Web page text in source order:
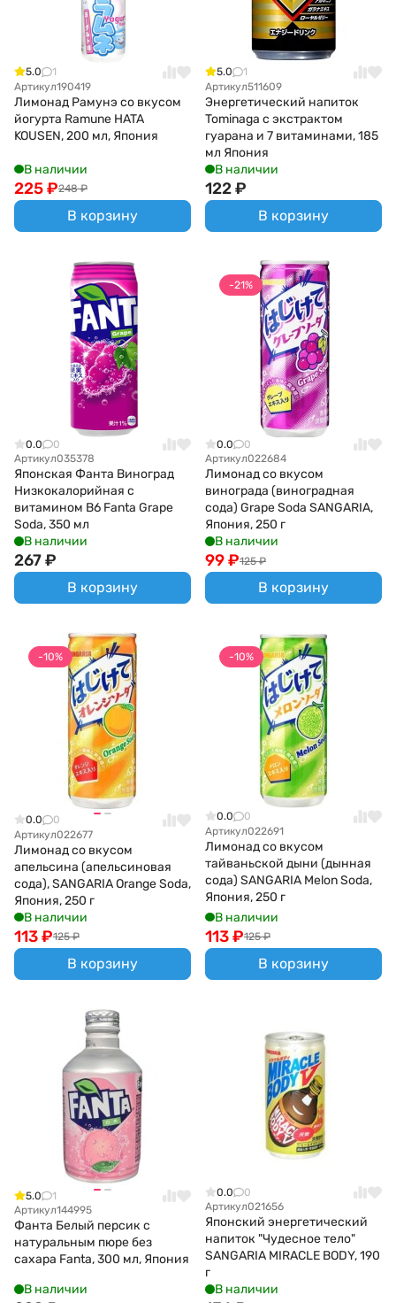
5.0
1
Артикул190419
Лимонад Рамунэ со вкусом
йогурта Ramune HATA
KOUSEN, 200 мл, Япония
В наличии
248 ₽
225₽
В корзину
5.0
1
Артикул511609
Энергетический напиток
Tominaga с экстрактом
гуарана и 7 витаминами, 185
мл Япония
В наличии
122₽
В корзину
0.0
0
Артикул035378
Японская Фанта Виноград
Низкокалорийная с
витамином В6 Fanta Grape
Soda, 350 мл
В наличии
267₽
В корзину
-21%
0.0
0
Артикул022684
Лимонад со вкусом
винограда (виноградная
сода) Grape Soda SANGARIA,
Япония, 250 г
В наличии
125 ₽
99₽
В корзину
-10%
0.0
0
Артикул022677
Лимонад со вкусом
апельсина (апельсиновая
сода), SANGARIA Orange Soda,
Япония, 250 г
В наличии
125 ₽
113₽
В корзину
-10%
0.0
0
Артикул022691
Лимонад со вкусом
тайваньской дыни (дынная
сода) SANGARIA Melon Soda,
Япония, 250 г
В наличии
125 ₽
113₽
В корзину
5.0
1
Артикул144995
Фанта Белый персик с
натуральным пюре без
сахара Fanta, 300 мл, Япония
В наличии
0.0
0
Артикул021656
Японский энергетический
напиток "Чудесное тело"
SANGARIA MIRACLE BODY, 190
г
В наличии